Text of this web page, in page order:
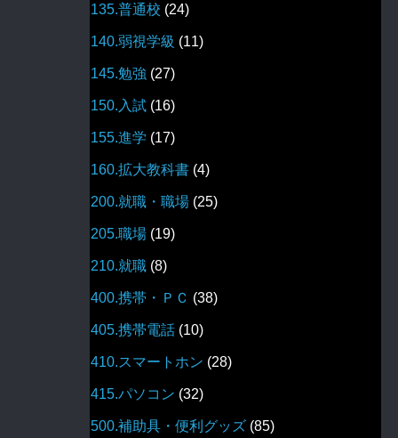
135.普通校 (24)
140.弱視学級 (11)
145.勉強 (27)
150.入試 (16)
155.進学 (17)
160.拡大教科書 (4)
200.就職・職場 (25)
205.職場 (19)
210.就職 (8)
400.携帯・ＰＣ (38)
405.携帯電話 (10)
410.スマートホン (28)
415.パソコン (32)
500.補助具・便利グッズ (85)